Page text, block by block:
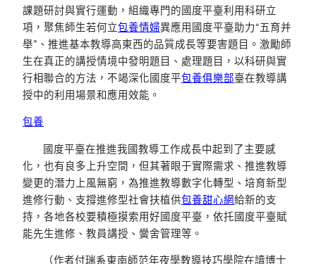
課題研討與實行運動，組織專門的國度平臺利用科研立
項，聚焦師生若何立包養情婦異應用國度平臺助力“五育并
舉”、推進基本教導高東西的品質成長等要害題目。激勵師
生在真正的講授情境中發明題目、處理題目，以科研與實
行相聯合的方法，不竭深化國度平包養俱樂部臺在教導講
授中的利用場景和應用效能。
包養
國度平臺在推進我國教導工作成長中起到了主要感
化，也有良多上升空間，但其著眼于實際需求、推進教導
變更的潛力上風無窮，為推進教導數字化轉型、培育新型
進修行動、支撐進修型社會扶植供包養甜心網給新的支
持，各地各校要積極摸索用好國度平臺，依托國度平臺賦
能先生進修、教員講授、黌舍管理等。
（作者付瑞系東南師范年夜學教導技巧學院在讀博士